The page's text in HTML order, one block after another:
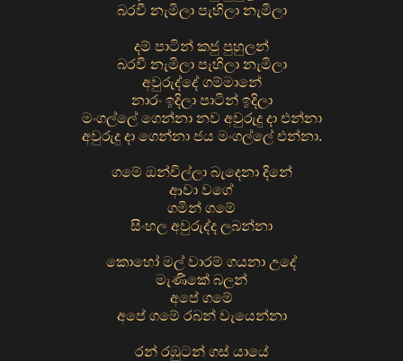
බරවී නැමිලා පැහිලා නැමිලා
දම් පාටින් කජු පුහුලන්
බරවී නැමිලා පැහිලා නැමිලා
අවුරුද්දේ ගම්මානේ
නාරං ඉදිලා පාටින් ඉදිලා
මංගල්ලේ ගෙන්නා නව අවුරුදු දා එන්නා
අවුරුදු දා ගෙන්නා ජය මංගල්ලේ එන්නා.
ගමේ ඔන්චිල්ලා බැදෙනා දිනේ
ආවා වගේ
ගමින් ගමේ
සිංහල අවුරුද්ද ලබන්නා
කොහෝ මල් වාරම් ගයනා උදේ
මැණිකේ බලන්
අපේ ගමේ
අපේ ගමේ රබන් වැයෙන්නා
රන් රඹුටන් ගස් යායේ